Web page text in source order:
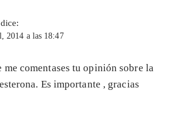
dice:
2014 a las 18:47
me comentases tu opinión sobre la
Es importante , gracias